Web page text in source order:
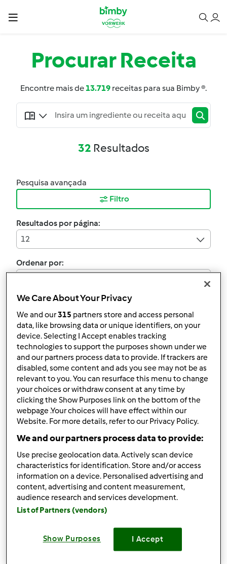
ProcurarReceita
Encontre mais de13.719 receitas para sua Bimby ®.
32 Resultados
Pesquisa avançada
Filtro
Resultados por página:
12
Ordenar por:
Os seus filtros:
Britânico e irlandês
Limpar
Hot Cross Buns
porGast
0 0 Médio 12 2h 5min
Hot Cross Buns
porGast
0 Fácil 2h 0min
We Care About Your Privacy
We and our315 partners store and access personal
data, like browsing data or unique identifiers, on your
device. Selecting I Accept enables tracking
technologies to support the purposes shown under we
and our partners process data to provide. If trackers are
disabled, some content and ads you see may not be as
relevant to you. You can resurface this menu to change
your choices or withdraw consent at any time by
clicking the Show Purposes link on the bottom of the
webpage .Your choices will have effect within our
Website. For more details, refer to our Privacy Policy.
We and our partners process data to provide:
Use precise geolocation data. Actively scan device
characteristics for identification. Store and/or access
information on a device. Personalised advertising and
content, advertising and content measurement,
audience research and services development.
List of Partners (vendors)
Show Purposes I Accept